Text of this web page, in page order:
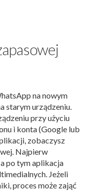
na nowym
starym urządzeniu.
przy użyciu
i konta (Google lub
zobaczysz
Najpierw
po tym aplikacja
Jeżeli
proces może zająć